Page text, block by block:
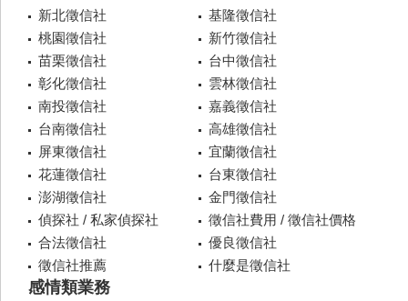
新北徵信社
基隆徵信社
桃園徵信社
新竹徵信社
苗栗徵信社
台中徵信社
彰化徵信社
雲林徵信社
南投徵信社
嘉義徵信社
台南徵信社
高雄徵信社
屏東徵信社
宜蘭徵信社
花蓮徵信社
台東徵信社
澎湖徵信社
金門徵信社
偵探社 / 私家偵探社
徵信社費用 / 徵信社價格
合法徵信社
優良徵信社
徵信社推薦
什麼是徵信社
感情類業務